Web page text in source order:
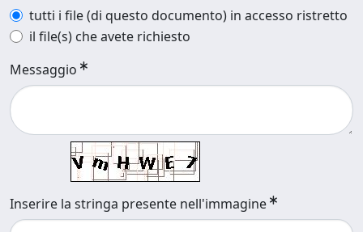
tutti i file (di questo documento) in accesso ristretto
il file(s) che avete richiesto
Messaggio
Inserire la stringa presente nell'immagine